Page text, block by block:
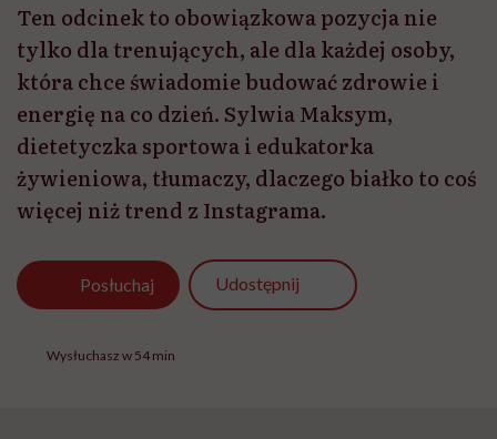
Ten odcinek to obowiązkowa pozycja nie
tylko dla trenujących, ale dla każdej osoby,
która chce świadomie budować zdrowie i
energię na co dzień. Sylwia Maksym,
dietetyczka sportowa i edukatorka
żywieniowa, tłumaczy, dlaczego białko to coś
więcej niż trend z Instagrama.
Posłuchaj Udostępnij
Wysłuchasz w 54 min